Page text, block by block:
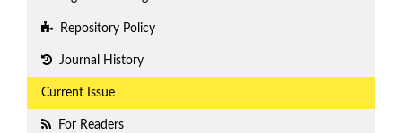
Repository Policy
Journal History
Current Issue
For Readers